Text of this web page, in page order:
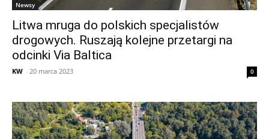
Newsy
Litwa mruga do polskich specjalistów
drogowych. Ruszają kolejne przetargi na
odcinki Via Baltica
KW - 20 marca 2023 0